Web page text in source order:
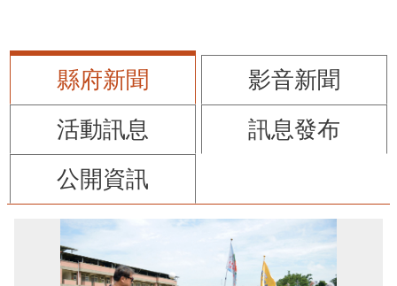
縣府新聞
影音新聞
活動訊息
訊息發布
公開資訊